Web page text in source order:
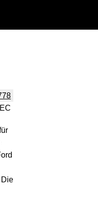
Newsletter
Die